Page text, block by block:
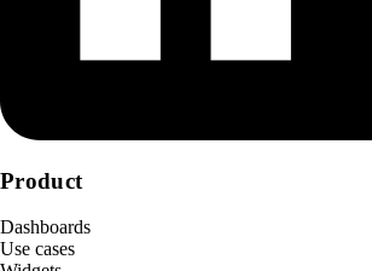
Product
Dashboards
Use cases